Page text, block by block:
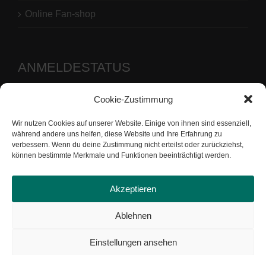
Cookie-Zustimmung
Wir nutzen Cookies auf unserer Website. Einige von ihnen sind essenziell,
während andere uns helfen, diese Website und Ihre Erfahrung zu
verbessern. Wenn du deine Zustimmung nicht erteilst oder zurückziehst,
können bestimmte Merkmale und Funktionen beeinträchtigt werden.
Akzeptieren
Ablehnen
Einstellungen ansehen
Online Fan-shop
ANMELDESTATUS
Benutzername oder E-Mail-Adresse
Passwort